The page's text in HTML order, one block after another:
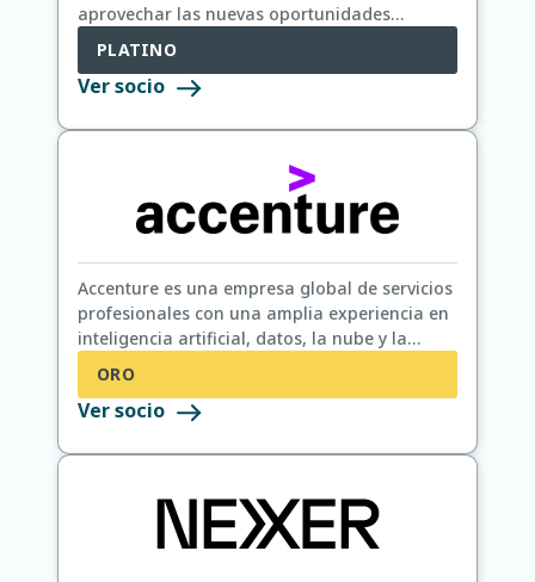
aprovechar las nuevas oportunidades
tecnológicas para beneficiar a sus propios
PLATINO
Ver socio
Accenture es una empresa global de servicios
profesionales con una amplia experiencia en
inteligencia artificial, datos, la nube y la
transformación digital.
ORO
Ver socio